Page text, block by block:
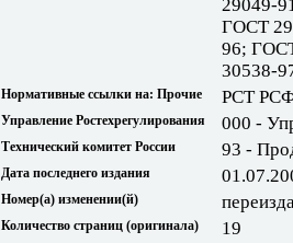
29049-
ГОСТ
96;
30538-
Нормативные ссылки на: Прочие РСТ
Управление Ростехрегулирования 000 -
Технический комитет России 93 -
Дата последнего издания
Номер(а) изменении(й)
Количество страниц (оригинала) 19